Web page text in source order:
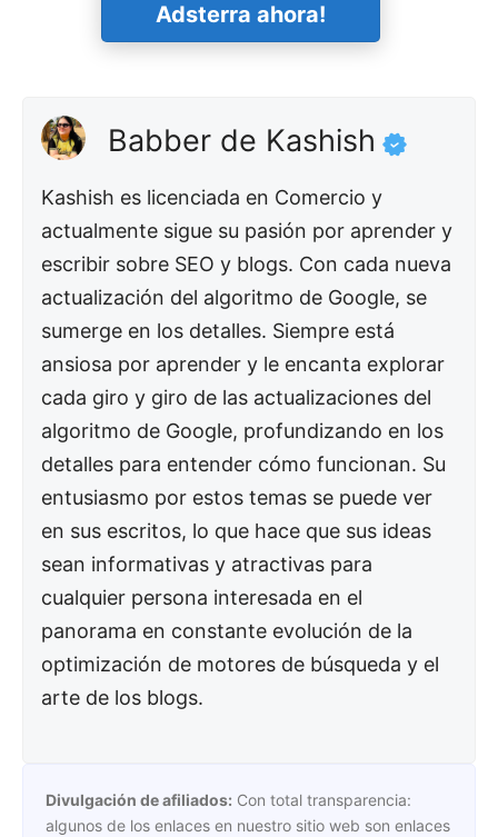
Adsterra ahora!
Babber de Kashish
Kashish es licenciada en Comercio y
actualmente sigue su pasión por aprender y
escribir sobre SEO y blogs. Con cada nueva
actualización del algoritmo de Google, se
sumerge en los detalles. Siempre está
ansiosa por aprender y le encanta explorar
cada giro y giro de las actualizaciones del
algoritmo de Google, profundizando en los
detalles para entender cómo funcionan. Su
entusiasmo por estos temas se puede ver
en sus escritos, lo que hace que sus ideas
sean informativas y atractivas para
cualquier persona interesada en el
panorama en constante evolución de la
optimización de motores de búsqueda y el
arte de los blogs.
Divulgación de afiliados: Con total transparencia:
algunos de los enlaces en nuestro sitio web son enlaces